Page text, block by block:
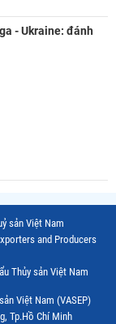
- Ukraine: đánh
sản Việt Nam
and Producers
Thủy sản Việt Nam
Việt Nam (VASEP)
Tp.Hồ Chí Minh